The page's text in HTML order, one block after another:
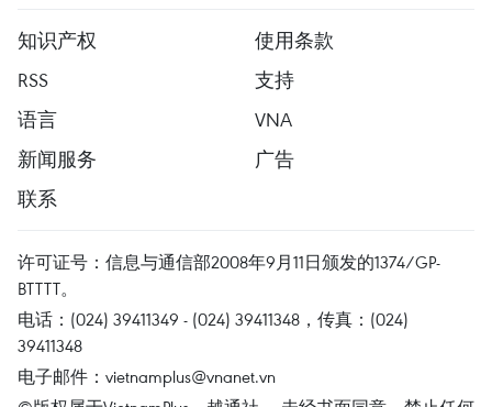
知识产权
使用条款
RSS
支持
语言
VNA
新闻服务
广告
联系
许可证号：信息与通信部2008年9月11日颁发的1374/GP-
BTTTT。
电话：(024) 39411349 - (024) 39411348，传真：(024)
39411348
电子邮件： vietnamplus@vnanet.vn